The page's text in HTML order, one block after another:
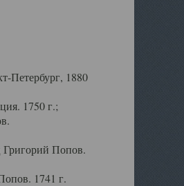
Петербург, 1880
1750 г.;
Попов.
1741 г.